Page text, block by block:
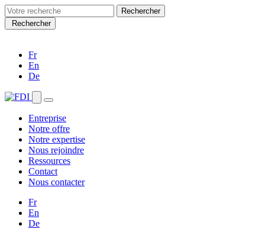
Search
for:Rechercher
Fr
En
De
Entreprise
Notre offre
Notre expertise
Nous rejoindre
Ressources
Contact
Nous contacter
Fr
En
De